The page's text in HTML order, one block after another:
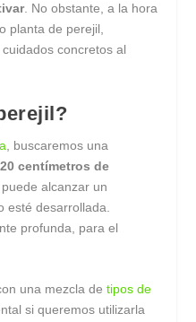
. No obstante, a la hora
planta de perejil,
concretos al
, buscaremos una
20 centímetros de
puede alcanzar un
esté desarrollada.
profunda, para el
una mezcla detipos de
si queremos utilizarla